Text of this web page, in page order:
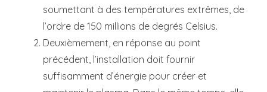
soumettant à des températures extrêmes, de
l’ordre de 150 millions de degrés Celsius.
Deuxièmement, en réponse au point
précédent, l’installation doit fournir
suffisamment d’énergie pour créer et